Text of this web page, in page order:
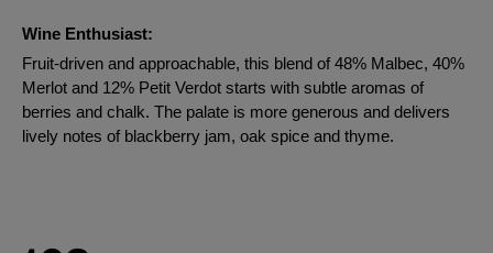
Wine Enthusiast:
Fruit-driven and approachable, this blend of 48% Malbec, 40%
Merlot and 12% Petit Verdot starts with subtle aromas of
berries and chalk. The palate is more generous and delivers
lively notes of blackberry jam, oak spice and thyme.